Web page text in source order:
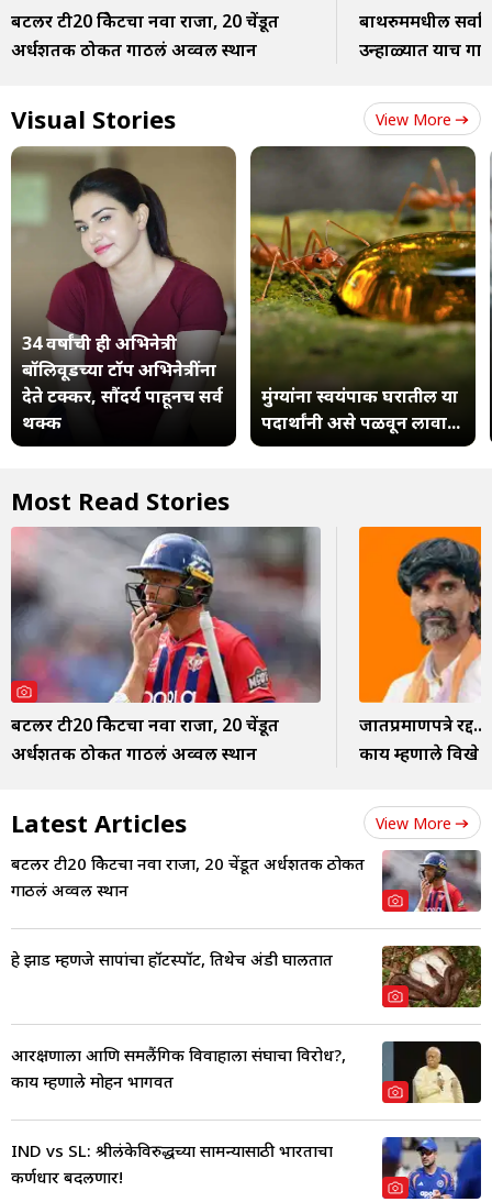
बटलर टी20 क्रिकेटचा नवा राजा, 20 चेंडूत
अर्धशतक ठोकत गाठलं अव्वल स्थान
बाथरुममधील
उन्हाळ्यात याच
Visual Stories View More
34 वर्षांची ही अभिनेत्री
बॉलिवूडच्या टॉप अभिनेत्रींना
देते टक्कर, सौंदर्य पाहूनच सर्व
थक्क
मुंग्यांना स्वयंपाक घरातील या
पदार्थांनी असे पळवून लावा...
Most Read Stories
बटलर टी20 क्रिकेटचा नवा राजा, 20 चेंडूत
अर्धशतक ठोकत गाठलं अव्वल स्थान
जातप्रमाणपत्रे
काय म्हणाले विखे
Latest Articles View More
बटलर टी20 क्रिकेटचा नवा राजा, 20 चेंडूत अर्धशतक ठोकत
गाठलं अव्वल स्थान
हे झाड म्हणजे सापांचा हॉटस्पॉट, तिथेच अंडी घालतात
आरक्षणाला आणि समलैंगिक विवाहाला संघाचा विरोध?,
काय म्हणाले मोहन भागवत
IND vs SL: श्रीलंकेविरुद्धच्या सामन्यासाठी भारताचा
कर्णधार बदलणार!